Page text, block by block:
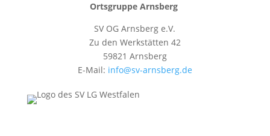
Ortsgruppe Arnsberg
SV OG Arnsberg e.V.
Zu den Werkstätten 42
59821 Arnsberg
E-Mail: info@sv-arnsberg.de